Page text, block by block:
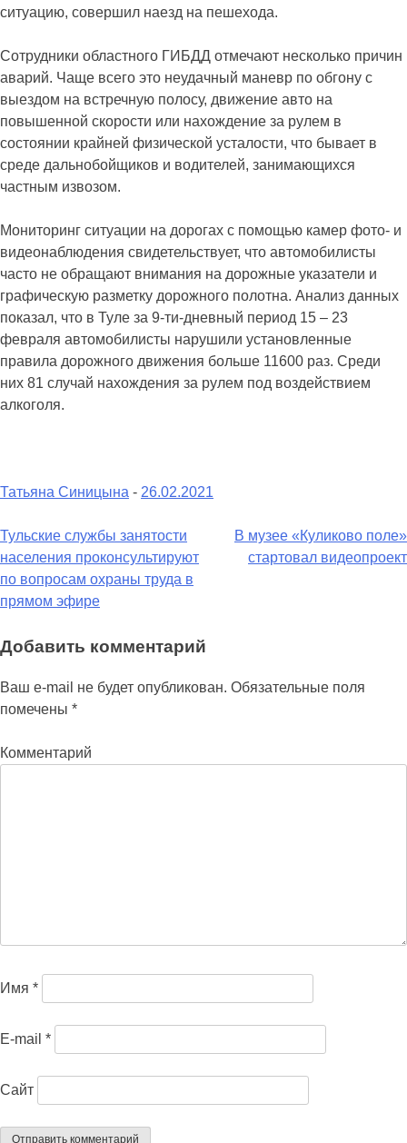
ситуацию, совершил наезд на пешехода.
Сотрудники областного ГИБДД отмечают несколько причин
аварий. Чаще всего это неудачный маневр по обгону с
выездом на встречную полосу, движение авто на
повышенной скорости или нахождение за рулем в
состоянии крайней физической усталости, что бывает в
среде дальнобойщиков и водителей, занимающихся
частным извозом.
Мониторинг ситуации на дорогах с помощью камер фото- и
видеонаблюдения свидетельствует, что автомобилисты
часто не обращают внимания на дорожные указатели и
графическую разметку дорожного полотна. Анализ данных
показал, что в Туле за 9-ти-дневный период 15 – 23
февраля автомобилисты нарушили установленные
правила дорожного движения больше 11600 раз. Среди
них 81 случай нахождения за рулем под воздействием
алкоголя.
Татьяна Синицына - 26.02.2021
Навигация
по
записям
Тульские службы занятости
населения проконсультируют
по вопросам охраны труда в
прямом эфире
В музее «Куликово поле»
стартовал видеопроект
Добавить комментарий
Ваш e-mail не будет опубликован. Обязательные поля
помечены *
Комментарий
Имя *
E-mail *
Сайт